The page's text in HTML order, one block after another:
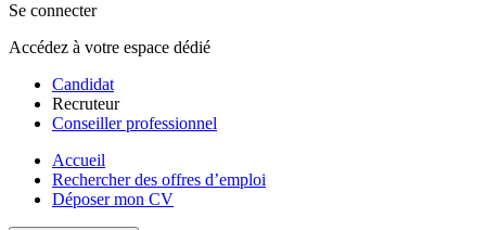
Se connecter
Accédez à votre espace dédié
Candidat
Recruteur
Conseiller professionnel
Accueil
Rechercher des offres d’emploi
Déposer mon CV